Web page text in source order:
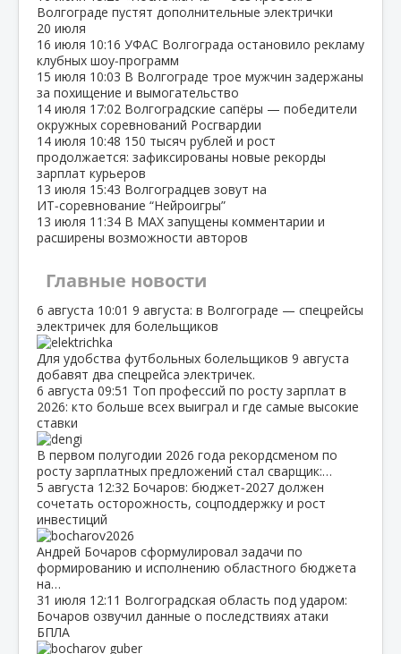
Волгограде пустят дополнительные электрички
20 июля
16 июля 10:16 УФАС Волгограда остановило рекламу
клубных шоу‑программ
15 июля 10:03 В Волгограде трое мужчин задержаны
за похищение и вымогательство
14 июля 17:02 Волгоградские сапёры — победители
окружных соревнований Росгвардии
14 июля 10:48 150 тысяч рублей и рост
продолжается: зафиксированы новые рекорды
зарплат курьеров
13 июля 15:43 Волгоградцев зовут на
ИТ‑соревнование “Нейроигры”
13 июля 11:34 В МАХ запущены комментарии и
расширены возможности авторов
Главные новости
6 августа 10:01 9 августа: в Волгограде — спецрейсы
электричек для болельщиков
Для удобства футбольных болельщиков 9 августа
добавят два спецрейса электричек.
6 августа 09:51 Топ профессий по росту зарплат в
2026: кто больше всех выиграл и где самые высокие
ставки
В первом полугодии 2026 года рекордсменом по
росту зарплатных предложений стал сварщик:…
5 августа 12:32 Бочаров: бюджет‑2027 должен
сочетать осторожность, соцподдержку и рост
инвестиций
Андрей Бочаров сформулировал задачи по
формированию и исполнению областного бюджета
на…
31 июля 12:11 Волгоградская область под ударом:
Бочаров озвучил данные о последствиях атаки
БПЛА